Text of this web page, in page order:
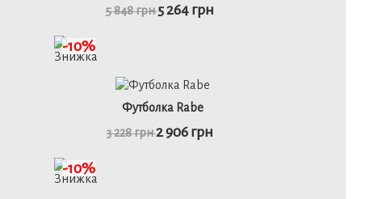
48
5 848 грн5 264 грн
Футболка Rabe
3 228 грн2 906 грн
-10%
-10%